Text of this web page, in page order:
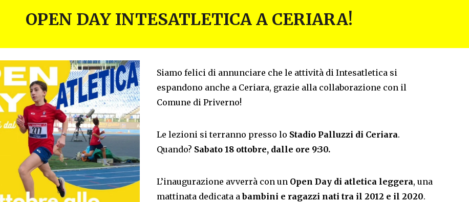
OPEN DAY INTESATLETICA A CERIARA!
Siamo felici di annunciare che le attività di Intesatletica si
espandono anche a Ceriara, grazie alla collaborazione con il
Comune di Priverno!
Le lezioni si terranno presso lo Stadio Palluzzi di Ceriara.
Quando? Sabato 18 ottobre, dalle ore 9:30.
L’inaugurazione avverrà con un Open Day di atletica leggera, una
mattinata dedicata abambini e ragazzi nati tra il 2012 e il 2020.